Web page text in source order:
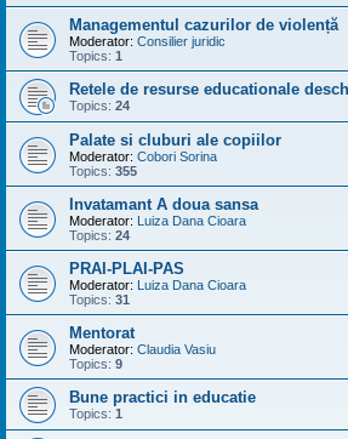
Managementul cazurilor de violență
Moderator: Consilier juridic
Topics: 1
Retele de resurse educationale
Topics: 24
Palate si cluburi ale copiilor
Moderator: Cobori Sorina
Topics: 355
Invatamant A doua sansa
Moderator: Luiza Dana Cioara
Topics: 24
PRAI-PLAI-PAS
Moderator: Luiza Dana Cioara
Topics: 31
Mentorat
Moderator: Claudia Vasiu
Topics: 9
Bune practici in educatie
Topics: 1